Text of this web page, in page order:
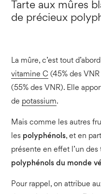
Tarte aux mûres
de précieux
La mûre, c’est tout
vitamine C (45% des
(55% des VNR). Elle
de potassium.
Mais comme les autres
les polyphénols, et en
présente en effet l’un des
polyphénols du monde
Pour rappel, on attribue